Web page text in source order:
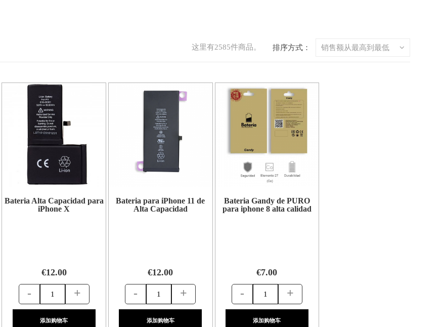
这里有2585件商品。 排序方式： 销售额从最高到最低
Bateria Alta Capacidad para
iPhone X
€12.00
- +
添加购物车
Bateria para iPhone 11 de
Alta Capacidad
€12.00
- +
添加购物车
Bateria Gandy de PURO
para iphone 8 alta calidad
€7.00
- +
添加购物车